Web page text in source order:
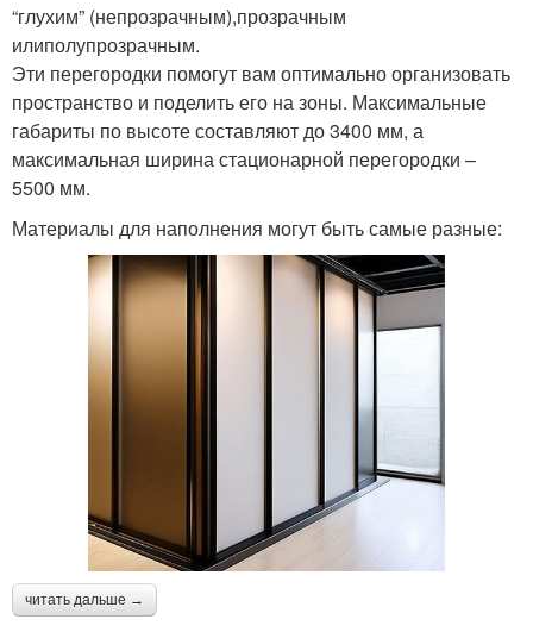
“глухим” (непрозрачным),прозрачным
илиполупрозрачным.
Эти перегородки помогут вам оптимально организовать
пространство и поделить его на зоны. Максимальные
габариты по высоте составляют до 3400 мм, а
максимальная ширина стационарной перегородки –
5500 мм.
Материалы для наполнения могут быть самые разные:
читать дальше →